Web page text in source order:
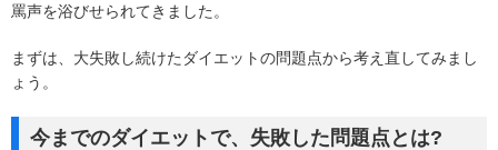
罵声を浴びせられてきました。
まずは、大失敗し続けたダイエットの問題点から考え直してみまし
ょう。
今までのダイエットで、失敗した問題点とは?